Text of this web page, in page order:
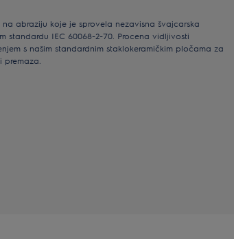
abraziju koje je sprovela nezavisna švajcarska
standardu IEC 60068-2-70. Procena vidljivosti
s našim standardnim staklokeramičkim pločama za